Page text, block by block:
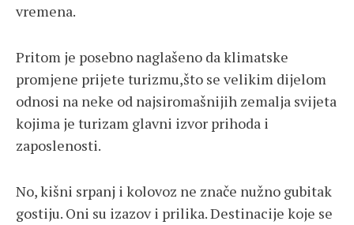
vremena.
Pritom je posebno naglašeno da klimatske
promjene prijete turizmu,što se velikim dijelom
odnosi na neke od najsiromašnijih zemalja svijeta
kojima je turizam glavni izvor prihoda i
zaposlenosti.
No, kišni srpanj i kolovoz ne znače nužno gubitak
gostiju. Oni su izazov i prilika. Destinacije koje se